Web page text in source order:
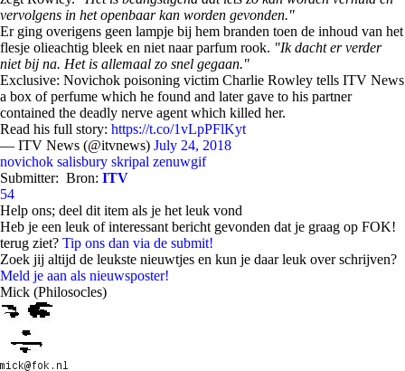
vervolgens in het openbaar kan worden gevonden."
Er ging overigens geen lampje bij hem branden toen de inhoud van het
flesje olieachtig bleek en niet naar parfum rook. "Ik dacht er verder
niet bij na. Het is allemaal zo snel gegaan."
Exclusive: Novichok poisoning victim Charlie Rowley tells ITV News
a box of perfume which he found and later gave to his partner
contained the deadly nerve agent which killed her.
Read his full story: https://t.co/1vLpPFlKyt
— ITV News (@itvnews) July 24, 2018
novichok salisbury skripal zenuwgif
Submitter: Bron: ITV
54
Help ons; deel dit item als je het leuk vond
Heb je een leuk of interessant bericht gevonden dat je graag op FOK!
terug ziet? Tip ons dan via de submit!
Zoek jij altijd de leukste nieuwtjes en kun je daar leuk over schrijven?
Meld je aan als nieuwsposter!
Mick (Philosocles)